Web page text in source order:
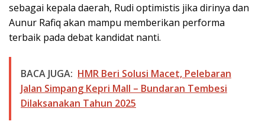
sebagai kepala daerah, Rudi optimistis jika dirinya dan
Aunur Rafiq akan mampu memberikan performa
terbaik pada debat kandidat nanti.
BACA JUGA: HMR Beri Solusi Macet, Pelebaran
Jalan Simpang Kepri Mall – Bundaran Tembesi
Dilaksanakan Tahun 2025